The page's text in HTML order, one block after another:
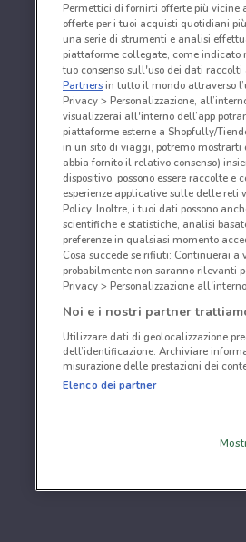
Permettici di fornirti offerte più vicine
offerte per i tuoi acquisti quotidiani
una serie di strumenti e analisi
piattaforme collegate, come indicato
tuo consenso sull'uso dei dati
Partnersin tutto il mondo attraverso
Privacy > Personalizzazione,
visualizzerai all'interno dell’app
piattaforme esterne a Shopfully/
in un sito di viaggi, potremo
abbia fornito il relativo consenso)
dispositivo, possono essere raccolte
esperienze applicative sulle delle
Policy. Inoltre, i tuoi dati possono
scientifiche e statistiche, analisi
preferenze in qualsiasi momento
Cosa succede se rifiuti: Continuerai
probabilmente non saranno rilevanti
Privacy > Personalizzazione
Noi e i nostri partner
Utilizzare dati di geolocalizzazione
dell’identificazione. Archiviare
misurazione delle prestazioni dei
Elenco dei partner